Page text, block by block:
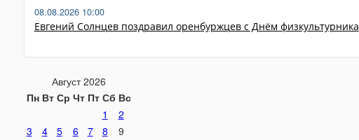
Евгений Солнцев поздравил оренбуржцев с Днём физкультурника
08.08.2026 10:00
Август 2026
Пн Вт Ср Чт Пт Сб Вс
1
2
3
4 5 6 7 8
9